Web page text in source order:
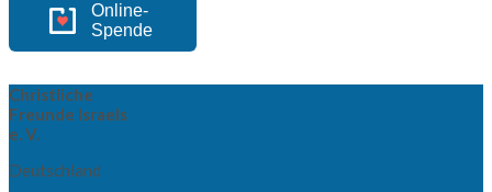
Online-
Spende
Christliche
Freunde Israels
e. V.
Deutschland